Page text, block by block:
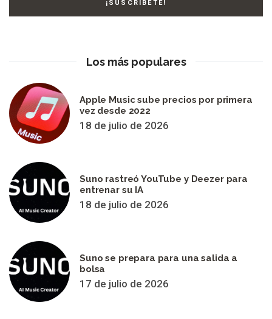
Los más populares
Apple Music sube precios por primera
vez desde 2022
18 de julio de 2026
Suno rastreó YouTube y Deezer para
entrenar su IA
18 de julio de 2026
Suno se prepara para una salida a
bolsa
17 de julio de 2026